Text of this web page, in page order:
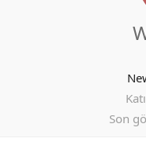
Son